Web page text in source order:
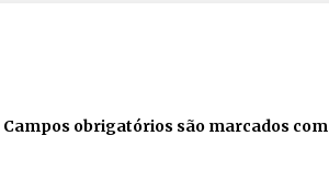
Campos obrigatórios são marcados com